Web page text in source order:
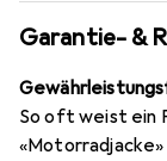
Garantie- &
So oft weist ein